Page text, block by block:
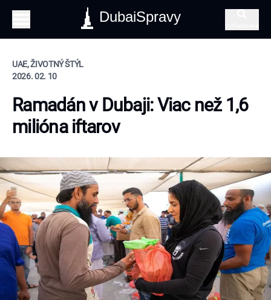
DubaiSpravy
UAE, ŽIVOTNÝ ŠTÝL
2026. 02. 10
Ramadán v Dubaji: Viac než 1,6
milióna iftarov